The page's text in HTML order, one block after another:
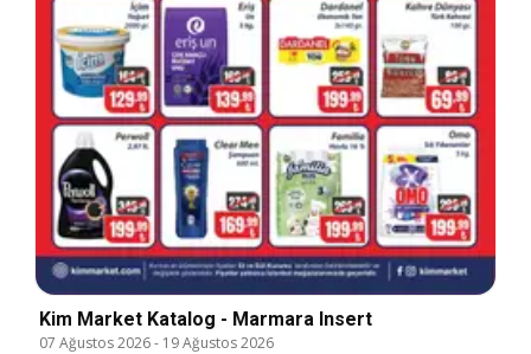
Kim Market Katalog - Marmara Insert
07 Ağustos 2026- 19 Ağustos 2026